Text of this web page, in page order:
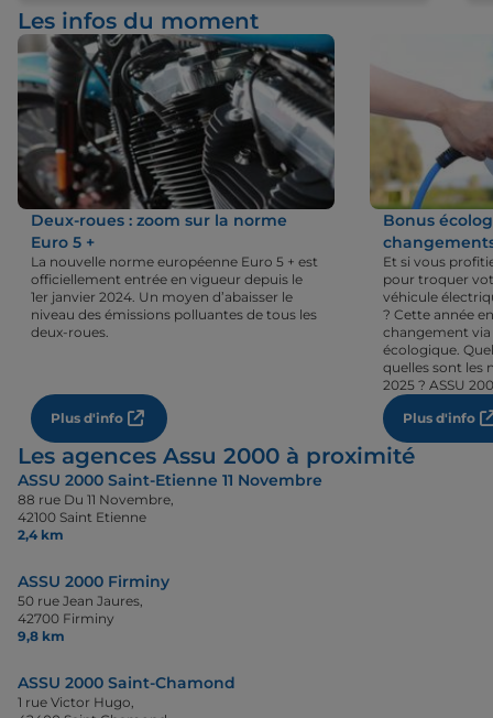
Les infos du moment
Deux-roues : zoom sur la norme
Euro 5 +
La nouvelle norme européenne Euro 5 + est
officiellement entrée en vigueur depuis le
1er janvier 2024. Un moyen d’abaisser le
niveau des émissions polluantes de tous les
deux-roues.
Plus d'info
Bonus
Et si vous
pour troquer
véhicule
? Cette année
changement
écologique.
quelles sont les
2025 ? ASSU
Plus d'info
Les agences Assu 2000 à proximité
ASSU 2000 Saint-Etienne 11 Novembre
88 rue Du 11 Novembre,
42100 Saint Etienne
2,4 km
ASSU 2000 Firminy
50 rue Jean Jaures,
42700 Firminy
9,8 km
ASSU 2000 Saint-Chamond
1 rue Victor Hugo,